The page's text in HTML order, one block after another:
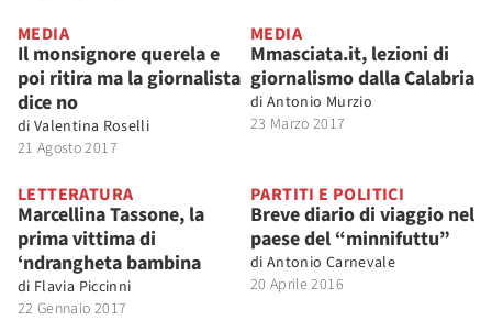
MEDIA
Il monsignore querela e
poi ritira ma la giornalista
dice no
di Valentina Roselli
21 Agosto 2017
MEDIA
Mmasciata.it, lezioni di
giornalismo dalla Calabria
di Antonio Murzio
23 Marzo 2017
LETTERATURA
Marcellina Tassone, la
prima vittima di
‘ndrangheta bambina
di Flavia Piccinni
22 Gennaio 2017
PARTITI E POLITICI
Breve diario di viaggio nel
paese del “minnifuttu”
di Antonio Carnevale
20 Aprile 2016